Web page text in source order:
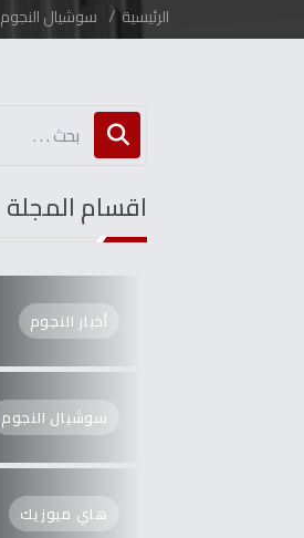
الرئيسية سوشيال النجوم
اقسام المجلة
أخبار النجوم
سوشيال النجوم
هاي ميوزيك